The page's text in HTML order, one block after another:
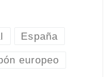
España
europeo